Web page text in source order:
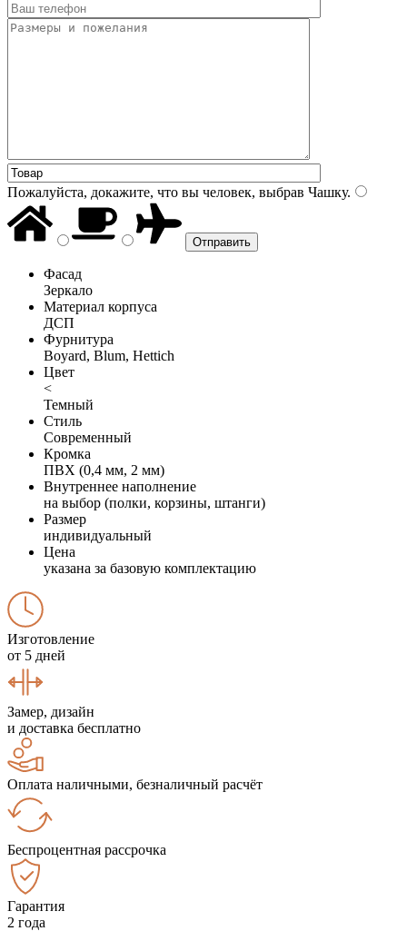
Пожалуйста, докажите, что вы человек, выбрав Чашку.
Фасад
Зеркало
Материал корпуса
ДСП
Фурнитура
Boyard, Blum, Hettich
Цвет
<
Темный
Стиль
Современный
Кромка
ПВХ (0,4 мм, 2 мм)
Внутреннее наполнение
на выбор (полки, корзины, штанги)
Размер
индивидуальный
Цена
указана за базовую комплектацию
Изготовление
от 5 дней
Замер, дизайн
и доставка бесплатно
Оплата наличными, безналичный расчёт
Беспроцентная рассрочка
Гарантия
2 года